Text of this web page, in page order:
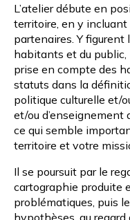
L’atelier débute en
territoire, en y
partenaires. Y figurent
habitants et du public,
prise en compte des
statuts dans la
politique culturelle et/
et/ou d’enseignement
ce qui semble
territoire et votre
Il se poursuit par le
cartographie produite
problématiques, puis
hypothèses, au